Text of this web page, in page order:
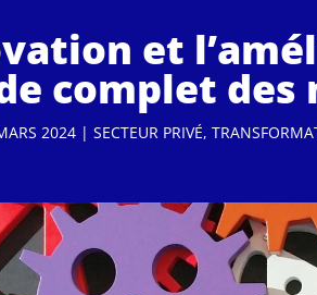
et
complet
2024 | SECTEUR PRIVÉ,